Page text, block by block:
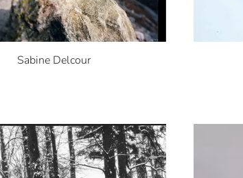
Sabine Delcour